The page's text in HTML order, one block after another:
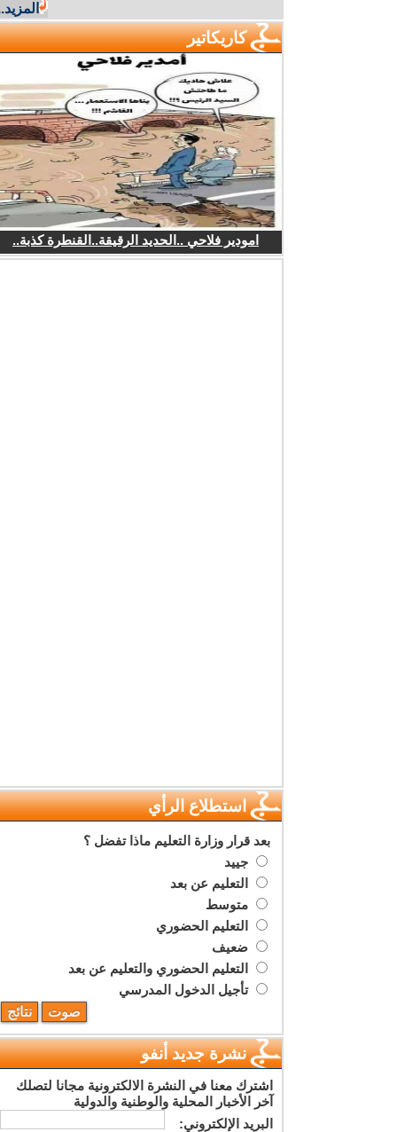
المزيد...
كاريكاتير
امودير فلاحي ..الحديد الرقيقة..القنطرة كذبة..
استطلاع الرأي
بعد قرار وزارة التعليم ماذا تفضل ؟
جييد
التعليم عن بعد
متوسط
التعليم الحضوري
ضعيف
التعليم الحضوري والتعليم عن بعد
تأجيل الدخول المدرسي
نشرة جديد أنفو
اشترك معنا في النشرة الالكترونية مجانا لتصلك
آخر الأخبار المحلية والوطنية والدولية
البريد اﻹلكتروني: